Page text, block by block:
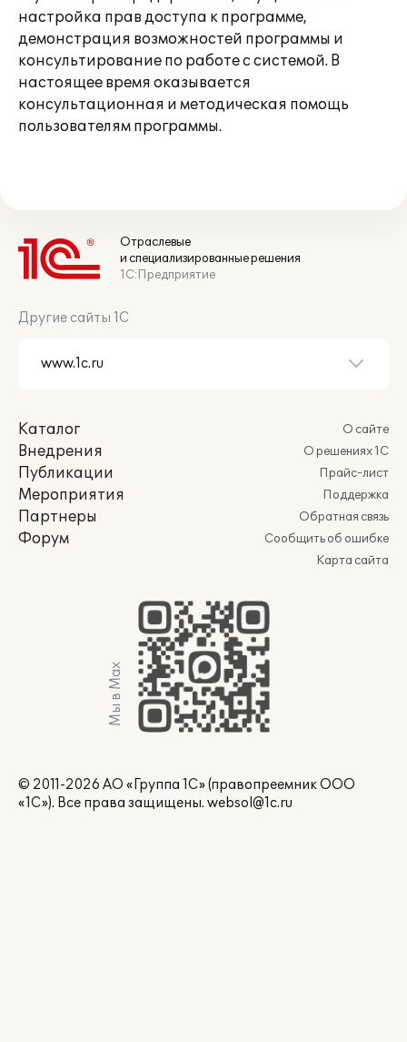
настройка прав доступа к программе,
демонстрация возможностей программы и
консультирование по работе с системой. В
настоящее время оказывается
консультационная и методическая помощь
пользователям программы.
Отраслевые
и специализированные решения
1С:Предприятие
Другие сайты 1С
Каталог
Внедрения
Публикации
Мероприятия
Партнеры
Форум
О сайте
О решениях 1С
Прайс-лист
Поддержка
Обратная связь
Сообщить об ошибке
Карта сайта
Мы в Max
© 2011-2026 АО «Группа 1С» (правопреемник ООО
«1С»). Все права защищены. websol@1c.ru